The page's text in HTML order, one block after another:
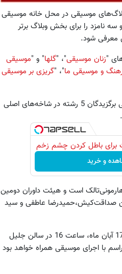
موسیقی در محل خانه موسیقی
نامزد را برای بخش وبلاگ برتر
معرفی شود.
"زنان موسیقی"، "گلها" و "موسیقی
و موسیقی ما"، "گریزی بر موسیقی
در این جلسه همچنین داوران پس از بررسی امتیازات آثار رسیده و جمع بندی نهایی برگزیدگان 5 رشته در شاخه‌های اصلی
برای باطل کردن چشم زخم
و خرید
است و هیئت داوران دومین
صداقت‌کیش،حمیدرضا عاطفی و سید
دومین جشنواره وبلاگ ها و سایت های موسیقی ایران، در مراسمی روز چهارشنبه 17 آبان ماه، ساعت 16 در سالن جلیل
با اجرای موسیقی همراه خواهد بود